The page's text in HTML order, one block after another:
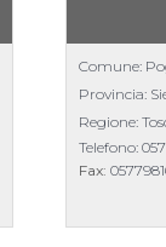
Comune:
Provincia:
Regione:
Telefono:
Fax: